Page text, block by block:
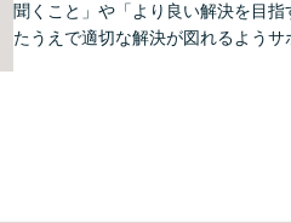
聞くこと」や「より良い解決を目
たうえで適切な解決が図れるようサ